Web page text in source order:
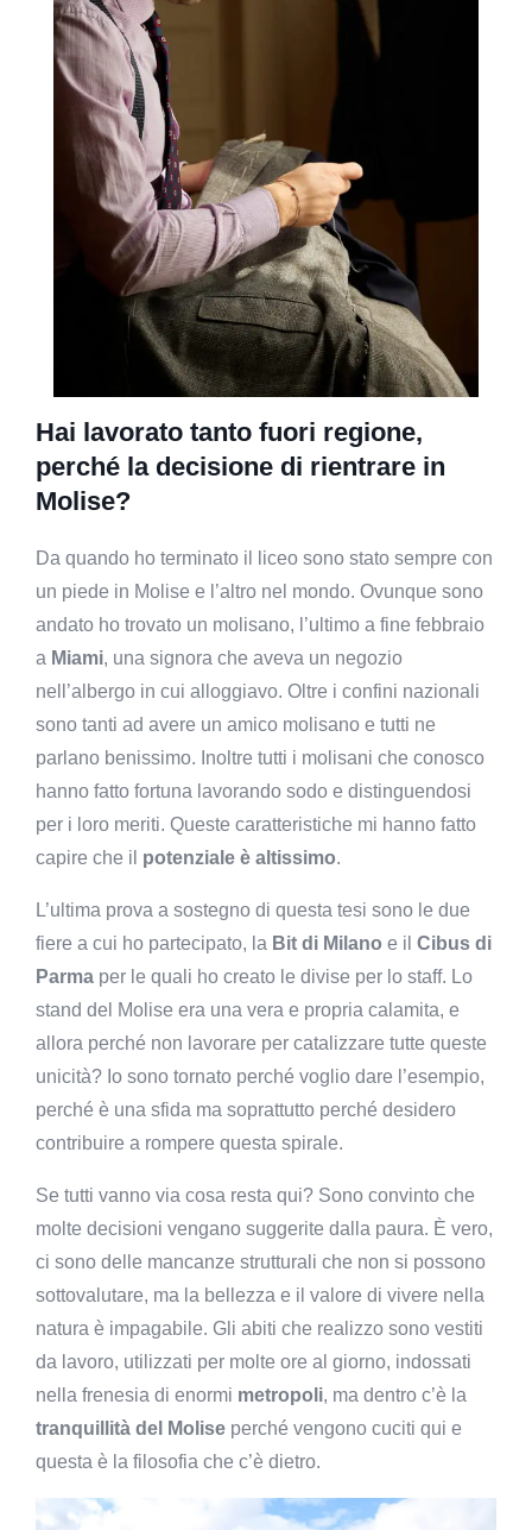
Hai lavorato tanto fuori regione,
perché la decisione di rientrare in
Molise?
Da quando ho terminato il liceo sono stato sempre con
un piede in Molise e l’altro nel mondo. Ovunque sono
andato ho trovato un molisano, l’ultimo a fine febbraio
a Miami, una signora che aveva un negozio
nell’albergo in cui alloggiavo. Oltre i confini nazionali
sono tanti ad avere un amico molisano e tutti ne
parlano benissimo. Inoltre tutti i molisani che conosco
hanno fatto fortuna lavorando sodo e distinguendosi
per i loro meriti. Queste caratteristiche mi hanno fatto
capire che il potenziale è altissimo.
L’ultima prova a sostegno di questa tesi sono le due
fiere a cui ho partecipato, la Bit di Milano e il Cibus di
Parma per le quali ho creato le divise per lo staff. Lo
stand del Molise era una vera e propria calamita, e
allora perché non lavorare per catalizzare tutte queste
unicità? Io sono tornato perché voglio dare l’esempio,
perché è una sfida ma soprattutto perché desidero
contribuire a rompere questa spirale.
Se tutti vanno via cosa resta qui? Sono convinto che
molte decisioni vengano suggerite dalla paura. È vero,
ci sono delle mancanze strutturali che non si possono
sottovalutare, ma la bellezza e il valore di vivere nella
natura è impagabile. Gli abiti che realizzo sono vestiti
da lavoro, utilizzati per molte ore al giorno, indossati
nella frenesia di enormi metropoli, ma dentro c’è la
tranquillità del Molise perché vengono cuciti qui e
questa è la filosofia che c’è dietro.